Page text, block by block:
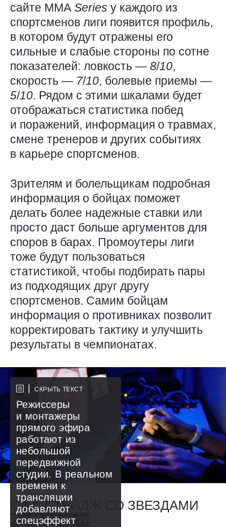
сайте ММА Series у каждого из
спортсменов лиги появится профиль,
в котором будут отражены его
сильные и слабые стороны по сотне
показателей: ловкость — ​ 8/10,
скорость — ​ 7/10, болевые приемы — ​
5/10. Рядом с этими шкалами будет
отображаться статистика побед
и поражений, информация о травмах,
смене тренеров и других событиях
в карьере спортсменов.
Зрителям и болельщикам подробная
информация о бойцах поможет
делать более надежные ставки или
просто даст больше аргументов для
споров в барах. Промоутеры лиги
тоже будут пользоваться
статистикой, чтобы подбирать пары
из подходящих друг другу
спортсменов. Самим бойцам
информация о противниках позволит
корректировать тактику и улучшить
результаты в чемпионатах.
СКРЫТЬ ТЕКСТ
Режиссеры
и монтажеры
прямого эфира
работают из
небольшой
передвижной
студии. В реальном
времени к
трансляции
добавляют
спецэффект
ОФФ-СТЕЙДЖ СО ЗВЕЗДАМИ
В реальности